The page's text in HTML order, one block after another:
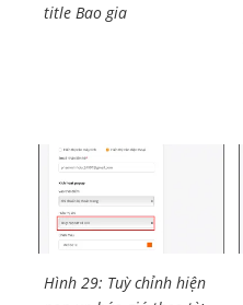
title Bao gia
Hình 29: Tuỳ chỉnh hiện